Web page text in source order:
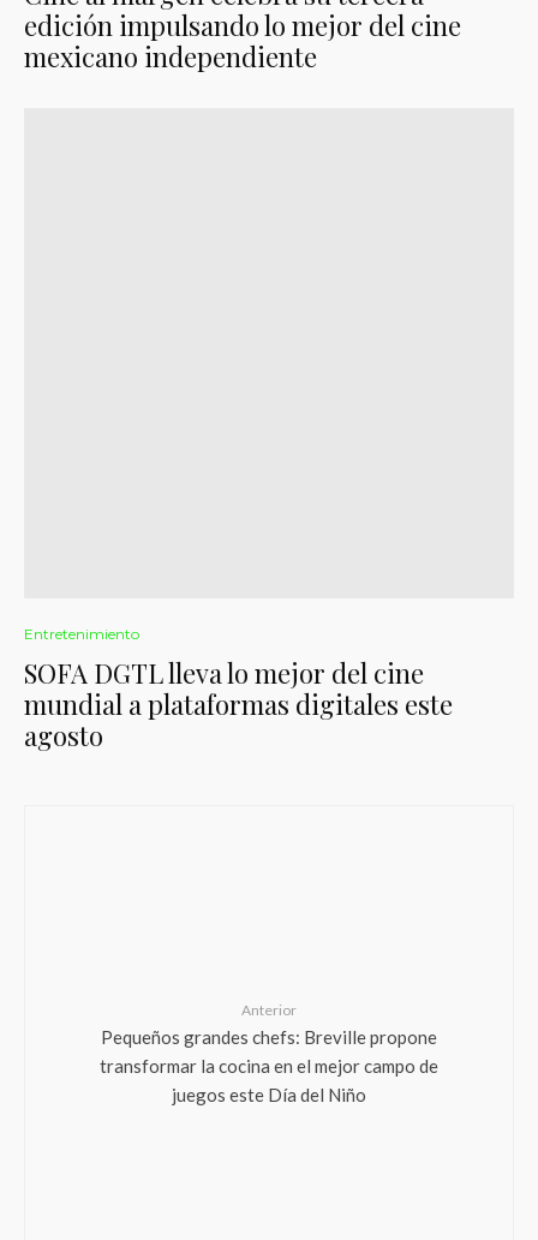
edición impulsando lo mejor del cine
mexicano independiente
Entretenimiento
SOFA DGTL lleva lo mejor del cine
mundial a plataformas digitales este
agosto
Anterior
Pequeños grandes chefs: Breville propone
transformar la cocina en el mejor campo de
juegos este Día del Niño